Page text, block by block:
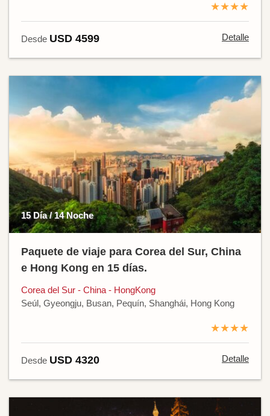
★★★★
Desde USD 4599 Detalle
15 Día / 14 Noche
Paquete de viaje para Corea del Sur, China
e Hong Kong en 15 días.
Corea del Sur - China - HongKong
Seúl, Gyeongju, Busan, Pequín, Shanghái, Hong Kong
★★★★
Desde USD 4320 Detalle